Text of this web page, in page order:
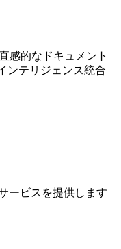
感的なドキュメント
ンテリジェンス統合
ービスを提供します